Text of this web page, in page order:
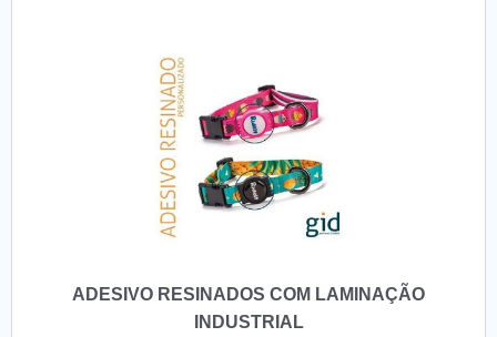
ADESIVO RESINADOS COM LAMINAÇÃO
INDUSTRIAL